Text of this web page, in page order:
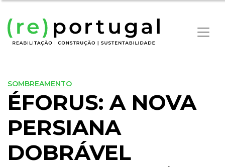
SOMBREAMENTO
ÉFORUS: A NOVA
PERSIANA
DOBRÁVEL